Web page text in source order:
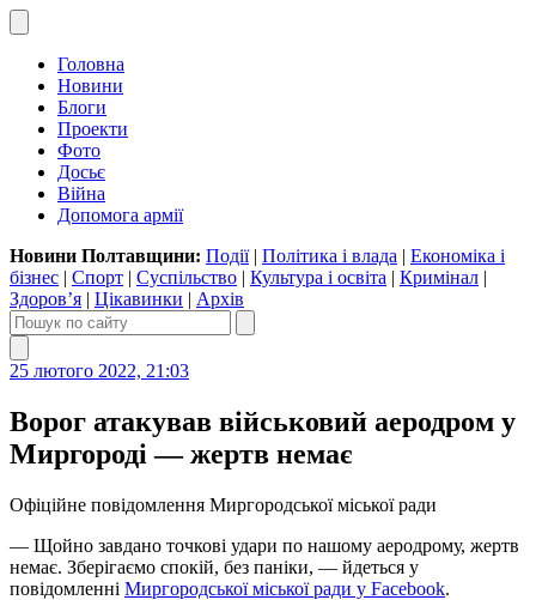
Головна
Новини
Блоги
Проекти
Фото
Досьє
Війна
Допомога армії
Новини Полтавщини: Події| Політика і влада | Економіка і
бізнес | Спорт | Суспільство | Культура і освіта | Кримінал |
Здоров’я | Цікавинки | Архів
25 лютого 2022, 21:03
Ворог атакував військовий аеродром у
Миргороді — жертв немає
Офіційне повідомлення Миргородської міської ради
— Щойно завдано точкові удари по нашому аеродрому, жертв
немає. Зберігаємо спокій, без паніки, — йдеться у
повідомленні Миргородської міської ради у Facebook.